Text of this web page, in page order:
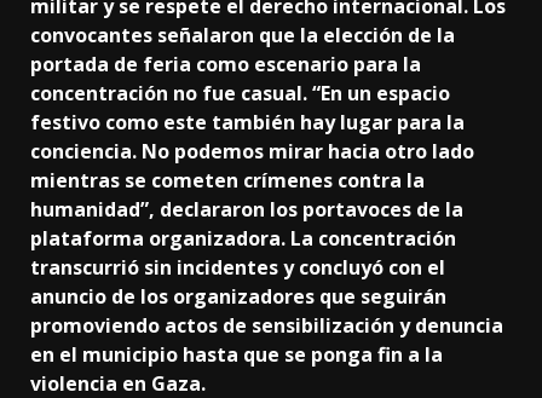
militar y se respete el derecho internacional. Los
convocantes señalaron que la elección de la
portada de feria como escenario para la
concentración no fue casual. “En un espacio
festivo como este también hay lugar para la
conciencia. No podemos mirar hacia otro lado
mientras se cometen crímenes contra la
humanidad”, declararon los portavoces de la
plataforma organizadora. La concentración
transcurrió sin incidentes y concluyó con el
anuncio de los organizadores que seguirán
promoviendo actos de sensibilización y denuncia
en el municipio hasta que se ponga fin a la
violencia en Gaza.